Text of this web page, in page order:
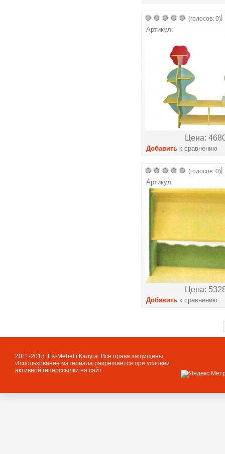
(голосов: 0)
Артикул:
Цена:
Добавить к сравнению
(голосов: 0)
Артикул:
Цена:
Добавить к сравнению
2011-2018. FK-Mebel г.Калуга. Все права защищены.
Использование материала разрешается при условии
активной гиперссылки на сайт.